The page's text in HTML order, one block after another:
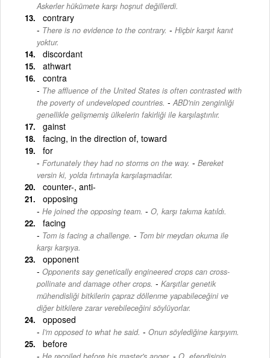
Askerler hükümete karşı hoşnut değillerdi.
contrary
There is no evidence to the contrary. - Hiçbir karşıt kanıt
yoktur.
discordant
athwart
contra
The affluence of the United States is often contrasted with
the poverty of undeveloped countries. - ABD'nin zenginliği
genellikle gelişmemiş ülkelerin fakirliği ile karşılaştırılır.
gainst
facing, in the direction of, toward
for
Fortunately they had no storms on the way. - Bereket
versin ki, yolda fırtınayla karşılaşmadılar.
counter-, anti-
opposing
He joined the opposing team. - O, karşı takıma katıldı.
facing
Tom is facing a challenge. - Tom bir meydan okuma ile
karşı karşıya.
opponent
Opponents say genetically engineered crops can cross-
pollinate and damage other crops. - Karşıtlar genetik
mühendisliği bitkilerin çapraz döllenme yapabileceğini ve
diğer bitkilere zarar verebileceğini söylüyorlar.
opposed
I'm opposed to what he said. - Onun söylediğine karşıyım.
before
-